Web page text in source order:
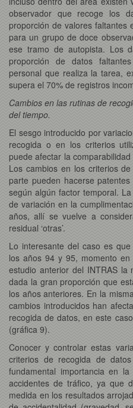
observador que recoge los
proporción de valores faltantes
para un grupo de doce
ese tramo de autopista. Los
proporción de datos
personal que realiza la tarea,
supera el 70% de registros
Cambios en las rutinas de
del tiempo.
El sesgo introducido por
recogida o en los criterios
puede afectar la
Los cambios en los criterios
parte pueden hacerse
según algún factor temporal.
de variación en la
años, allí se vuelve a
residual ‘otras’.
Lo interesante del caso es
los años 94 y 95, momento
estudio anterior del INTRAS
dada la gran proporción que
los años anteriores. En la
cambios introducidos han
recogida de datos, en este
(gráfica 9).
Conocer y controlar estas
criterios de recogida de
fundamental importancia en
accidentes de tráfico, ya que
medida en los resultados